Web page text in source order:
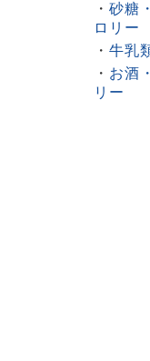
・ 砂糖
ロリー
・ 牛乳
・ お酒
リー